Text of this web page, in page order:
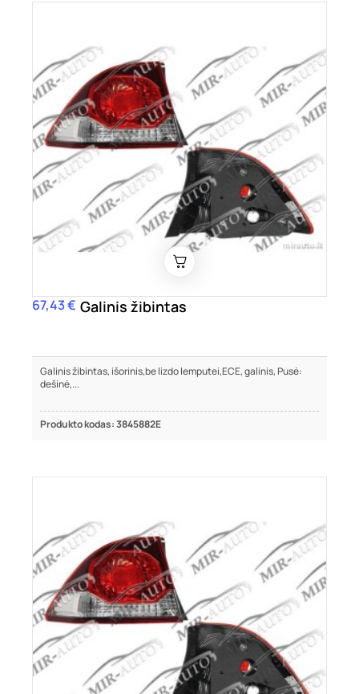
Kaina
67,43 € Galinis žibintas
Galinis žibintas, išorinis,be lizdo lemputei,ECE, galinis, Pusė:
dešinė,...
Produkto kodas: 3845882E